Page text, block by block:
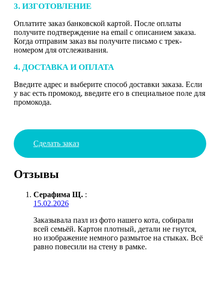
3. ИЗГОТОВЛЕНИЕ
Оплатите заказ банковской картой. После оплаты
получите подтверждение на email с описанием заказа.
Когда отправим заказ вы получите письмо с трек-
номером для отслеживания.
4. ДОСТАВКА И ОПЛАТА
Введите адрес и выберите способ доставки заказа. Если
у вас есть промокод, введите его в специальное поле для
промокода.
Сделать заказ
Отзывы
Серафима Щ. :
15.02.2026
Заказывала пазл из фото нашего кота, собирали
всей семьёй. Картон плотный, детали не гнутся,
но изображение немного размытое на стыках. Всё
равно повесили на стену в рамке.